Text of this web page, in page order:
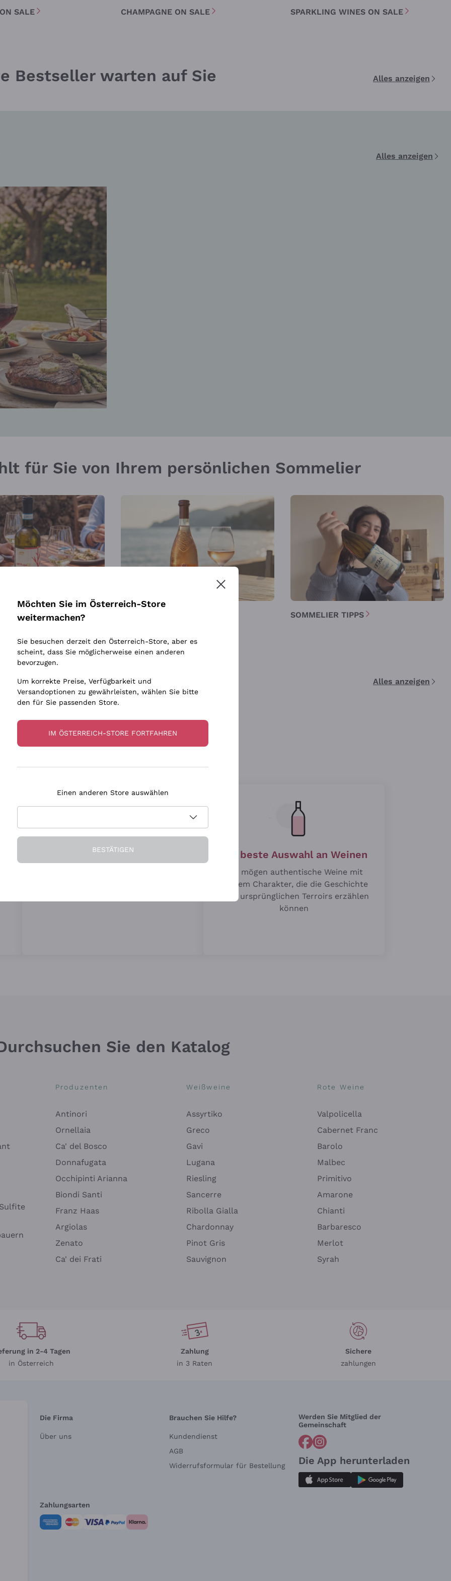
SALE CHAMPAGNE ON SALE SPARKLING WINES ON SALE
Bestseller warten auf Sie Alles anzeigen
Alles anzeigen
für Sie von Ihrem persönlichen Sommelier
SOMMELIER TIPPS
zum Genießen Alles anzeigen
Ihr persönlicher Sommelier Die beste Auswahl an Weinen
Wir mögen authentische Weine mit
großem Charakter, die die Geschichte
ihrer ursprünglichen Terroirs erzählen
können
Sie den Katalog
Produzenten
Antinori
Ornellaia
Ca' del Bosco
Donnafugata
Occhipinti Arianna
Biondi Santi
Franz Haas
Argiolas
Zenato
Ca' dei Frati
Weißweine
Assyrtiko
Greco
Gavi
Lugana
Riesling
Sancerre
Ribolla Gialla
Chardonnay
Pinot Gris
Sauvignon
Rote Weine
Valpolicella
Cabernet Franc
Barolo
Malbec
Primitivo
Amarone
Chianti
Barbaresco
Merlot
Syrah
in 2-4 Tagen
in Österreich
Zahlung
in 3 Raten
Sichere
zahlungen
Die Firma
Über uns
Brauchen Sie Hilfe?
Kundendienst
AGB
Widerrufsformular für Bestellung
Werden Sie Mitglied der
Gemeinschaft
Die App herunterladen
Zahlungsarten
Möchten Sie im Österreich-Store
weitermachen?
Sie besuchen derzeit den Österreich-Store, aber es
scheint, dass Sie möglicherweise einen anderen
bevorzugen.
Um korrekte Preise, Verfügbarkeit und
Versandoptionen zu gewährleisten, wählen Sie bitte
den für Sie passenden Store.
IM ÖSTERREICH-STORE FORTFAHREN
Einen anderen Store auswählen
BESTÄTIGEN